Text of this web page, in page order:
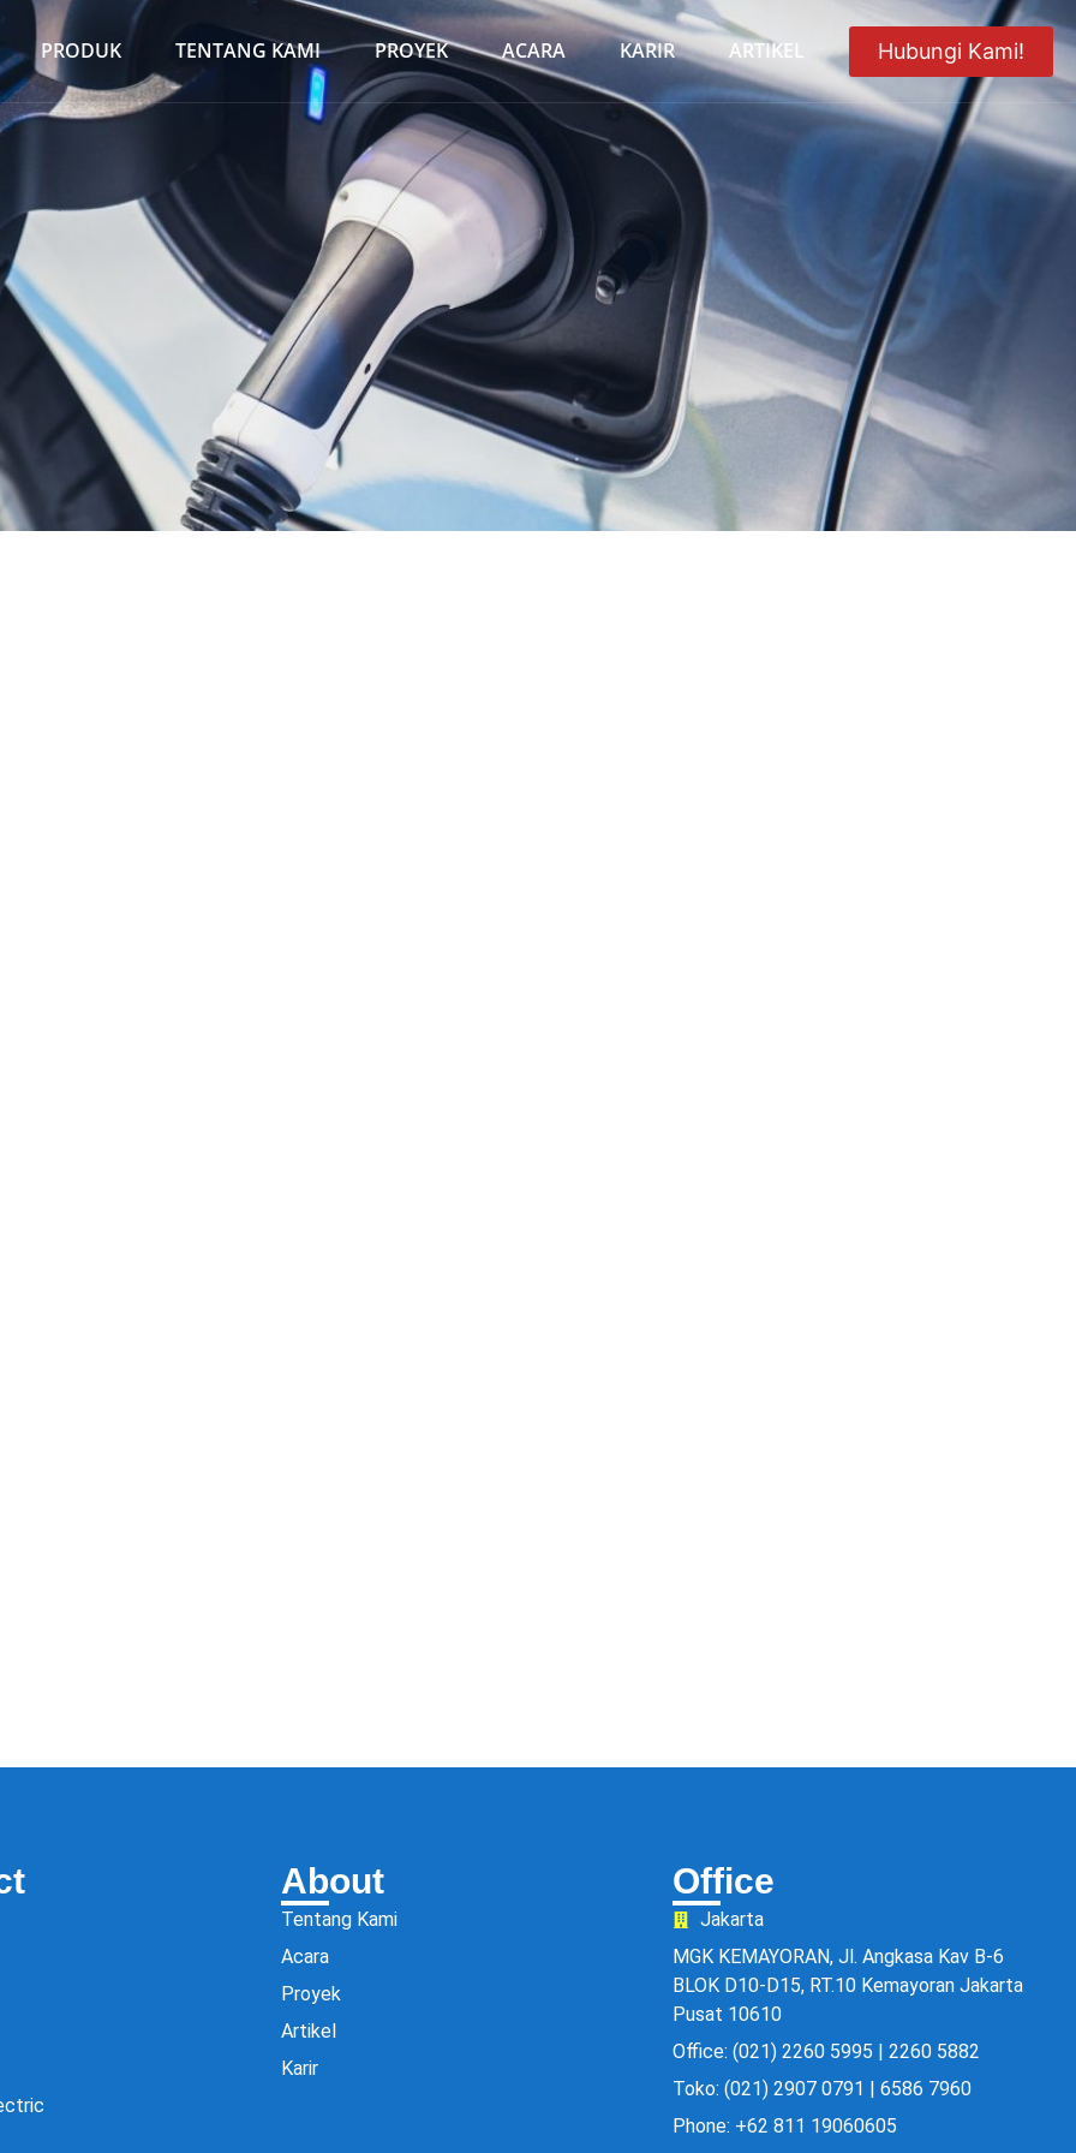
PRODUK TENTANG KAMI PROYEK ACARA KARIR ARTIKEL Hubungi Kami!
About
Tentang Kami
Acara
Proyek
Artikel
Karir
Office
Jakarta
MGK KEMAYORAN, Jl. Angkasa Kav B-6
BLOK D10-D15, RT.10 Kemayoran Jakarta
Pusat 10610
Office: (021) 2260 5995 | 2260 5882
Toko: (021) 2907 0791 | 6586 7960
Phone: +62 811 19060605